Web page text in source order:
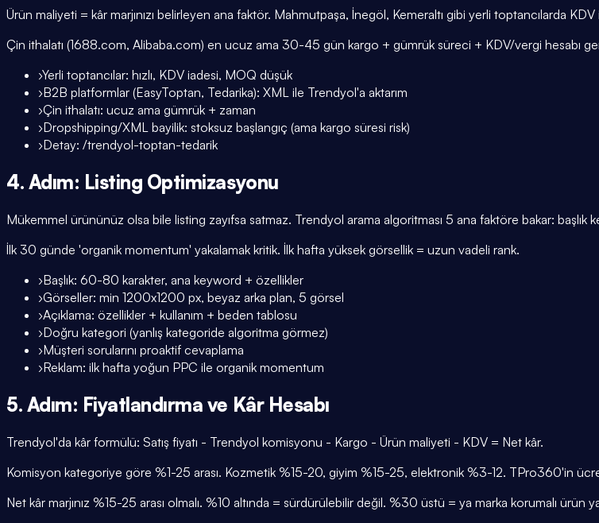
Ürün maliyeti = kâr marjınızı belirleyen ana faktör. Mahmutpaşa, İnegöl, Kemeraltı gibi yerli toptancılarda KDV
Çin ithalatı (1688.com, Alibaba.com) en ucuz ama 30-45 gün kargo + gümrük süreci + KDV/vergi hesabı
›Yerli toptancılar: hızlı, KDV iadesi, MOQ düşük
›B2B platformlar (EasyToptan, Tedarika): XML ile Trendyol'a aktarım
›Çin ithalatı: ucuz ama gümrük + zaman
›Dropshipping/XML bayilik: stoksuz başlangıç (ama kargo süresi risk)
›Detay: /trendyol-toptan-tedarik
4. Adım: Listing Optimizasyonu
Mükemmel ürününüz olsa bile listing zayıfsa satmaz. Trendyol arama algoritması 5 ana faktöre bakar: başlık
İlk 30 günde 'organik momentum' yakalamak kritik. İlk hafta yüksek görsellik = uzun vadeli rank.
›Başlık: 60-80 karakter, ana keyword + özellikler
›Görseller: min 1200x1200 px, beyaz arka plan, 5 görsel
›Açıklama: özellikler + kullanım + beden tablosu
›Doğru kategori (yanlış kategoride algoritma görmez)
›Müşteri sorularını proaktif cevaplama
›Reklam: ilk hafta yoğun PPC ile organik momentum
5. Adım: Fiyatlandırma ve Kâr Hesabı
Trendyol'da kâr formülü: Satış fiyatı - Trendyol komisyonu - Kargo - Ürün maliyeti - KDV = Net kâr.
Komisyon kategoriye göre %1-25 arası. Kozmetik %15-20, giyim %15-25, elektronik %3-12. TPro360'in
Net kâr marjınız %15-25 arası olmalı. %10 altında = sürdürülebilir değil. %30 üstü = ya marka korumalı ürün